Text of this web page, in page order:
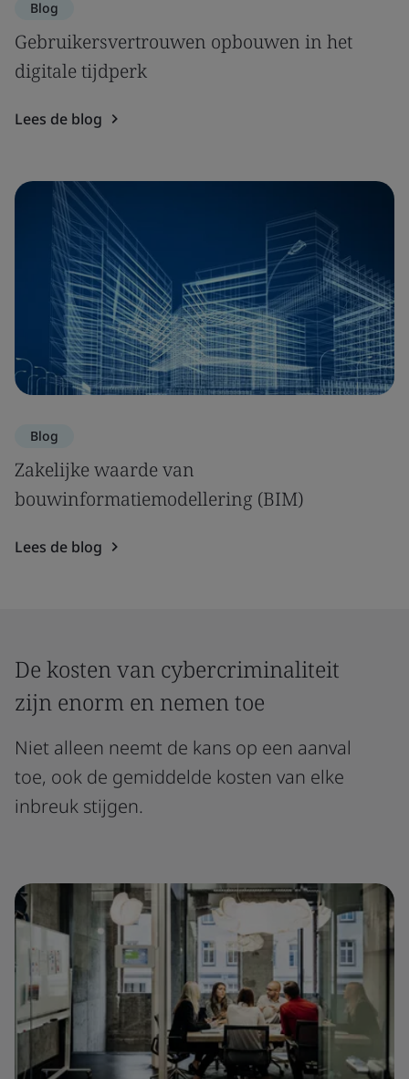
Blog
Gebruikersvertrouwen opbouwen in het
digitale tijdperk
Lees de blog
Blog
Zakelijke waarde van
bouwinformatiemodellering (BIM)
Lees de blog
De kosten van cybercriminaliteit
zijn enorm en nemen toe
Niet alleen neemt de kans op een aanval
toe, ook de gemiddelde kosten van elke
inbreuk stijgen.